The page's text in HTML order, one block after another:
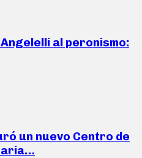
Angelelli al peronismo:
un nuevo Centro de